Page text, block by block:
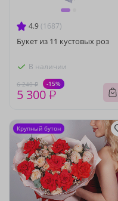
4.9 (1687)
Букет из 11 кустовых роз
В наличии
6 240 ₽ -15%
5 300 ₽
Крупный бутон